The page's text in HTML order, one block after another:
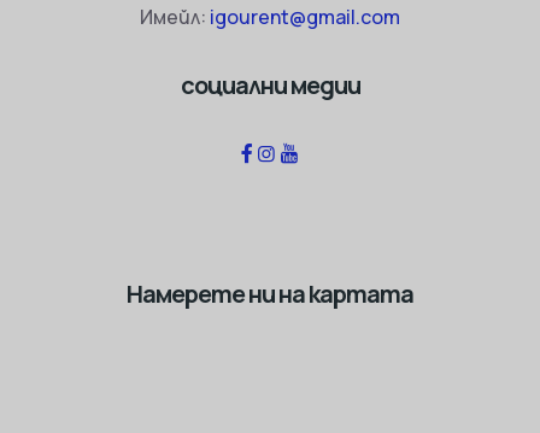
Имейл: igourent@gmail.com
социални медии
Намерете ни на картата